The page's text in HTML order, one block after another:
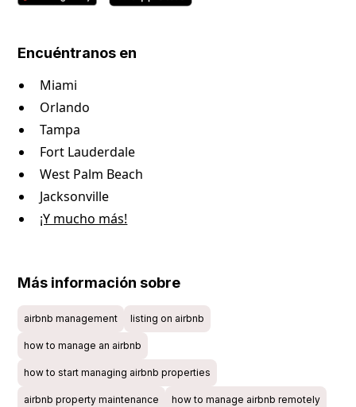
Encuéntranos en
Miami
Orlando
Tampa
Fort Lauderdale
West Palm Beach
Jacksonville
¡Y mucho más!
Más información sobre
airbnb management listing on airbnb
how to manage an airbnb
how to start managing airbnb properties
airbnb property maintenance how to manage airbnb remotely